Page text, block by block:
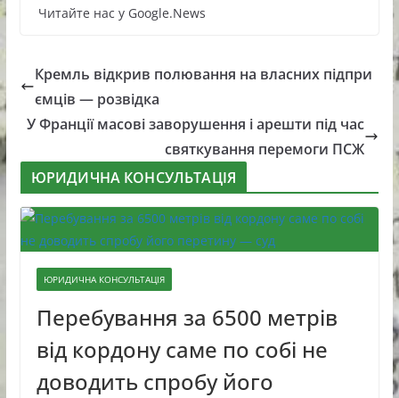
Читайте нас у Google.News
Кремль відкрив полювання на власних підпри
ємців — розвідка
У Франції масові заворушення і арешти під час
святкування перемоги ПСЖ
ЮРИДИЧНА КОНСУЛЬТАЦІЯ
ЮРИДИЧНА КОНСУЛЬТАЦІЯ
Перебування за 6500 метрів
від кордону саме по собі не
доводить спробу його